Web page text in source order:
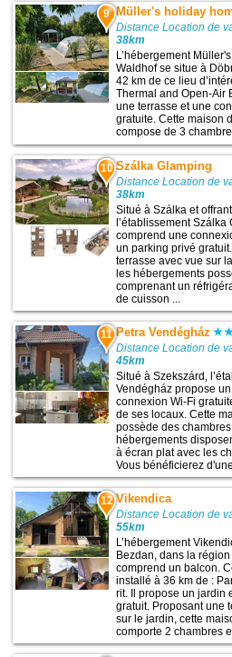
9 Müller's holiday
Distance Location de
38km
L’hébergement
Waldhof se situe à
42 km de ce lieu
Thermal and Open-Air
une terrasse et une
gratuite. Cette maison
compose de 3
10 Szálka Glamping
Distance Location de
38km
Situé à Szálka et
l’établissement Szálka
comprend une
un parking privé
terrasse avec vue sur
les hébergements
comprenant un
de cuisson ...
11 Petra Vendégház
Distance Location de
45km
Situé à Szekszárd,
Vendégház propose
connexion Wi-Fi
de ses locaux. Cette
possède des
hébergements
à écran plat avec les
Vous bénéficierez
12 Vikendica
Distance Location de
55km
L’hébergement
Bezdan, dans la
comprend un balcon.
installé à 36 km de :
rit. Il propose un jardin
gratuit. Proposant une
sur le jardin, cette
comporte 2 chambres